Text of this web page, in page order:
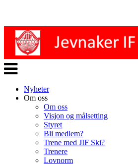
Veksle
navigasjon
Nyheter
Om oss
Om oss
Visjon og målsetting
Styret
Bli medlem?
Trene med JIF Ski?
Trenere
Lovnorm